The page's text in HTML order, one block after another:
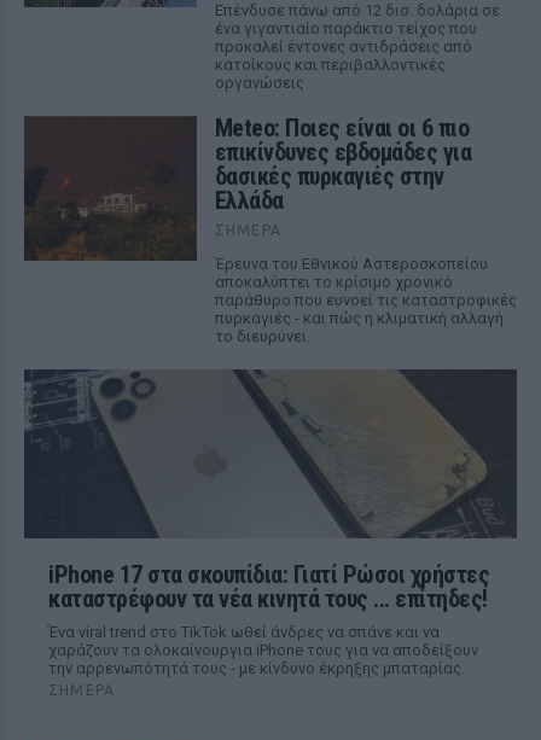
Επένδυσε πάνω από 12 δισ. δολάρια σε
ένα γιγαντιαίο παράκτιο τείχος που
προκαλεί έντονες αντιδράσεις από
κατοίκους και περιβαλλοντικές
οργανώσεις
Meteo: Ποιες είναι οι 6 πιο
επικίνδυνες εβδομάδες για
δασικές πυρκαγιές στην
Ελλάδα
ΣΉΜΕΡΑ
Έρευνα του Εθνικού Αστεροσκοπείου
αποκαλύπτει το κρίσιμο χρονικό
παράθυρο που ευνοεί τις καταστροφικές
πυρκαγιές - και πώς η κλιματική αλλαγή
το διευρύνει.
iPhone 17 στα σκουπίδια: Γιατί Ρώσοι χρήστες
καταστρέφουν τα νέα κινητά τους ... επίτηδες!
Ένα viral trend στο TikTok ωθεί άνδρες να σπάνε και να
χαράζουν τα ολοκαίνουργια iPhone τους για να αποδείξουν
την αρρενωπότητά τους - με κίνδυνο έκρηξης μπαταρίας.
ΣΉΜΕΡΑ